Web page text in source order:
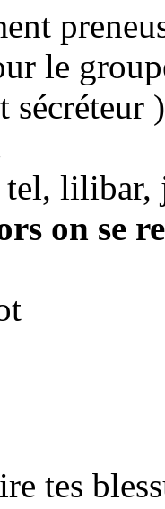
le
sécréteur
tel, lilibar,
on se
tes